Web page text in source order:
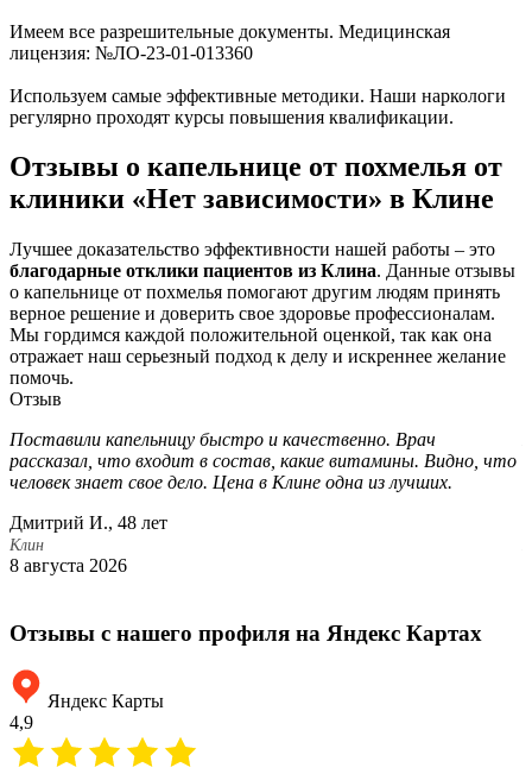
Имеем все разрешительные документы. Медицинская
лицензия: №ЛО-23-01-013360
Используем самые эффективные методики. Наши наркологи
регулярно проходят курсы повышения квалификации.
Отзывы о капельнице от похмелья от
клиники «Нет зависимости» в Клине
Лучшее доказательство эффективности нашей работы – это
благодарные отклики пациентов из Клина. Данные отзывы
о капельнице от похмелья помогают другим людям принять
верное решение и доверить свое здоровье профессионалам.
Мы гордимся каждой положительной оценкой, так как она
отражает наш серьезный подход к делу и искреннее желание
помочь.
Отзыв
Поставили капельницу быстро и качественно. Врач
рассказал, что входит в состав, какие витамины. Видно, что
человек знает свое дело. Цена в Клине одна из лучших.
Дмитрий И., 48 лет
Клин
8 августа 2026
Отзывы с нашего профиля на Яндекс Картах
Яндекс Карты
4,9